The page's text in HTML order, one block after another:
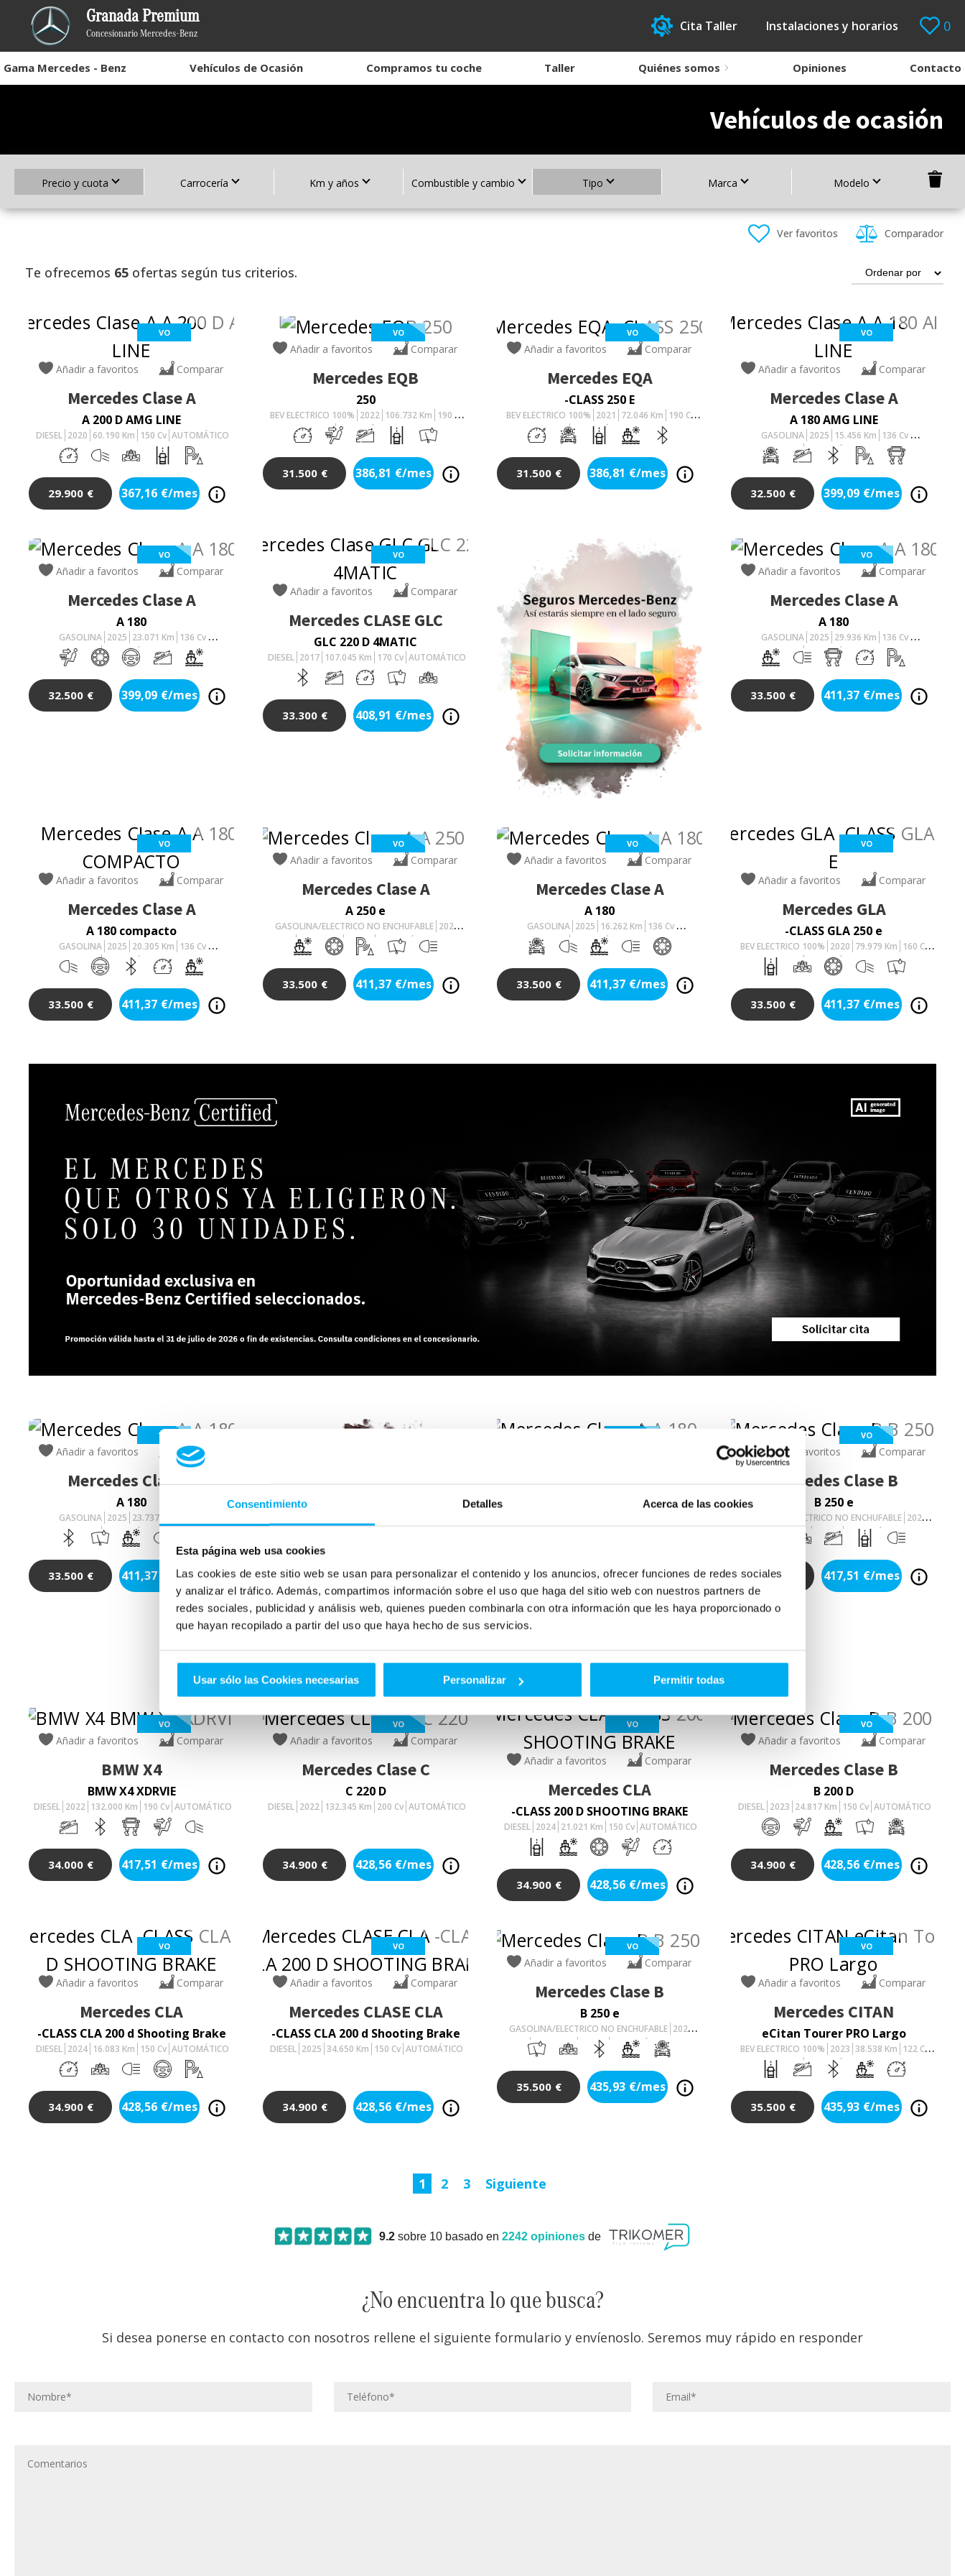
Consentimiento Detalles Acerca de las cookies
Esta página web usa cookies
Las cookies de este sitio web se usan para personalizar el contenido y los anuncios, ofrecer funciones de redes sociales
y analizar el tráfico. Además, compartimos información sobre el uso que haga del sitio web con nuestros partners de
redes sociales, publicidad y análisis web, quienes pueden combinarla con otra información que les haya proporcionado o
que hayan recopilado a partir del uso que haya hecho de sus servicios.
Usar sólo las Cookies necesarias Personalizar Permitir todas
Granada Premium
Concesionario Mercedes-Benz Cita Taller Instalaciones y horarios 0
Gama Mercedes - Benz Vehículos de Ocasión Compramos tu coche Taller Quiénes somos Opiniones Contacto
Vehículos de ocasión
Precio y cuota Carrocería Km y años Combustible y cambio Tipo Marca Modelo
Ver favoritos Comparador
Te ofrecemos 65 ofertas según tus criterios.
VO
Añadir a favoritos Comparar
Mercedes Clase A
A 200 D AMG LINE
DIESEL 2020 60.190 Km 150 Cv AUTOMÁTICO
29.900 € 367,16 €/mes
VO
Añadir a favoritos Comparar
Mercedes EQB
250
BEV ELECTRICO 100% 2022 106.732Km 190 Cv
AUTOMÁTICO
31.500 € 386,81 €/mes
VO
Añadir a favoritos Comparar
Mercedes EQA
-CLASS 250 E
BEV ELECTRICO 100% 2021 72.046 Km 190 Cv
AUTOMÁTICO
31.500 € 386,81 €/mes
VO
Añadir a favoritos Comparar
Mercedes Clase A
A 180 AMG LINE
GASOLINA 2025 15.456 Km 136 Cv
AUTOMÁTICO
32.500 € 399,09 €/mes
VO
Añadir a favoritos Comparar
Mercedes Clase A
A 180
GASOLINA 2025 23.071 Km 136 Cv
AUTOMÁTICO
32.500 € 399,09 €/mes
VO
Añadir a favoritos Comparar
Mercedes CLASE GLC
GLC 220 D 4MATIC
DIESEL 2017 107.045 Km 170 Cv AUTOMÁTICO
33.300 € 408,91 €/mes
VO
Añadir a favoritos Comparar
Mercedes Clase A
A 180
GASOLINA 2025 29.936 Km 136 Cv
AUTOMÁTICO
33.500 € 411,37 €/mes
VO
Añadir a favoritos Comparar
Mercedes Clase A
A 180 compacto
GASOLINA 2025 20.305 Km 136 Cv
AUTOMÁTICO
33.500 € 411,37 €/mes
VO
Añadir a favoritos Comparar
Mercedes Clase A
A 250 e
GASOLINA/ELECTRICO NO ENCHUFABLE 2025
10.911Km 163Cv AUTOMÁTICO
33.500 € 411,37 €/mes
VO
Añadir a favoritos Comparar
Mercedes Clase A
A 180
GASOLINA 2025 16.262 Km 136 Cv
AUTOMÁTICO
33.500 € 411,37 €/mes
VO
Añadir a favoritos Comparar
Mercedes GLA
-CLASS GLA 250 e
BEV ELECTRICO 100% 2020 79.979 Km 160 Cv
AUTOMÁTICO
33.500 € 411,37 €/mes
VO
Añadir a favoritos Comparar
Mercedes Clase A
A 180
GASOLINA 2025 23.737
AUTOMÁTICO
33.500 € 411,37 €/mes
MercedesClase A
33.900 € 416,28 €/mes
VO
Añadir a favoritos Comparar
Mercedes Clase B
B 250 e
GASOLINA/ELECTRICO NO ENCHUFABLE 2025
Km 163Cv AUTOMÁTICO
34.000 417,51 €/mes
VO
Añadir a favoritos Comparar
BMWX4
BMW X4 XDRVIE
DIESEL 2022 132.000 Km 190 Cv AUTOMÁTICO
34.000 € 417,51 €/mes
VO
Añadir a favoritos Comparar
Mercedes Clase C
C 220 D
DIESEL 2022 132.345 Km 200 Cv AUTOMÁTICO
34.900 € 428,56 €/mes
VO
Añadir a favoritos Comparar
Mercedes CLA
-CLASS 200 D SHOOTING BRAKE
DIESEL 2024 21.021 Km 150 Cv AUTOMÁTICO
34.900 € 428,56 €/mes
VO
Añadir a favoritos Comparar
Mercedes Clase B
B 200 D
DIESEL 2023 24.817 Km 150 Cv AUTOMÁTICO
34.900 € 428,56 €/mes
VO
Añadir a favoritos Comparar
Mercedes CLA
-CLASS CLA 200 d Shooting Brake
DIESEL 2024 16.083 Km 150 Cv AUTOMÁTICO
34.900 € 428,56 €/mes
VO
Añadir a favoritos Comparar
Mercedes CLASE CLA
-CLASS CLA 200 d Shooting Brake
DIESEL 2025 34.650 Km 150 Cv AUTOMÁTICO
34.900 € 428,56 €/mes
VO
Añadir a favoritos Comparar
Mercedes Clase B
B 250 e
GASOLINA/ELECTRICO NO ENCHUFABLE 2025
24.472
Km 163Cv AUTOMÁTICO
35.500 € 435,93 €/mes
VO
Añadir a favoritos Comparar
Mercedes CITAN
eCitan Tourer PRO Largo
BEV ELECTRICO 100% 2023 38.538 Km 122 Cv
AUTOMÁTICO
35.500 € 435,93 €/mes
1 2 3 Siguiente
9.2 sobre 10 basado en2242 opiniones de
¿No encuentra lo que busca?
Si desea ponerse en contacto con nosotros rellene el siguiente formulario y envíenoslo. Seremos muy rápido en responder